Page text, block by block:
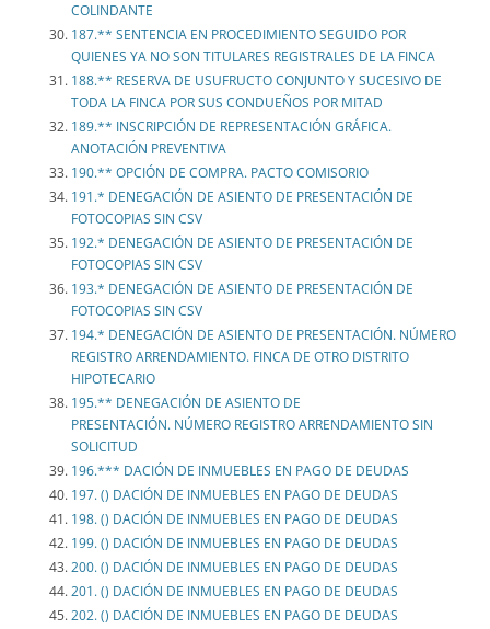
COLINDANTE
187.** SENTENCIA EN PROCEDIMIENTO SEGUIDO POR
QUIENES YA NO SON TITULARES REGISTRALES DE LA FINCA
188.** RESERVA DE USUFRUCTO CONJUNTO Y SUCESIVO DE
TODA LA FINCA POR SUS CONDUEÑOS POR MITAD
189.** INSCRIPCIÓN DE REPRESENTACIÓN GRÁFICA.
ANOTACIÓN PREVENTIVA
190.** OPCIÓN DE COMPRA. PACTO COMISORIO
191.* DENEGACIÓN DE ASIENTO DE PRESENTACIÓN DE
FOTOCOPIAS SIN CSV
192.* DENEGACIÓN DE ASIENTO DE PRESENTACIÓN DE
FOTOCOPIAS SIN CSV
193.* DENEGACIÓN DE ASIENTO DE PRESENTACIÓN DE
FOTOCOPIAS SIN CSV
194.* DENEGACIÓN DE ASIENTO DE PRESENTACIÓN. NÚMERO
REGISTRO ARRENDAMIENTO. FINCA DE OTRO DISTRITO
HIPOTECARIO
195.** DENEGACIÓN DE ASIENTO DE
PRESENTACIÓN. NÚMERO REGISTRO ARRENDAMIENTO SIN
SOLICITUD
196.*** DACIÓN DE INMUEBLES EN PAGO DE DEUDAS
197. () DACIÓN DE INMUEBLES EN PAGO DE DEUDAS
198. () DACIÓN DE INMUEBLES EN PAGO DE DEUDAS
199. () DACIÓN DE INMUEBLES EN PAGO DE DEUDAS
200. () DACIÓN DE INMUEBLES EN PAGO DE DEUDAS
201. () DACIÓN DE INMUEBLES EN PAGO DE DEUDAS
202. () DACIÓN DE INMUEBLES EN PAGO DE DEUDAS